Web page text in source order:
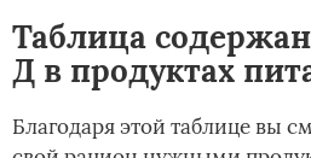
Таблица
Д в продуктах
Благодаря этой таблице вы